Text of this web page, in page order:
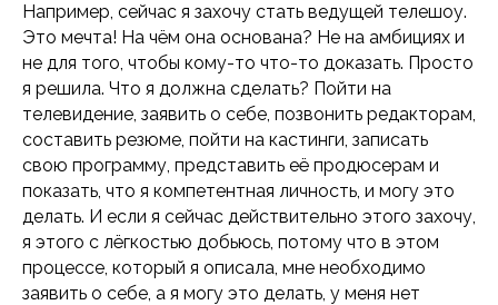
Например, сейчас я захочу стать ведущей телешоу.
Это мечта! На чём она основана? Не на амбициях и
не для того, чтобы кому-то что-то доказать. Просто
я решила. Что я должна сделать? Пойти на
телевидение, заявить о себе, позвонить редакторам,
составить резюме, пойти на кастинги, записать
свою программу, представить её продюсерам и
показать, что я компетентная личность, и могу это
делать. И если я сейчас действительно этого захочу,
я этого с лёгкостью добьюсь, потому что в этом
процессе, который я описала, мне необходимо
заявить о себе, а я могу это делать, у меня нет